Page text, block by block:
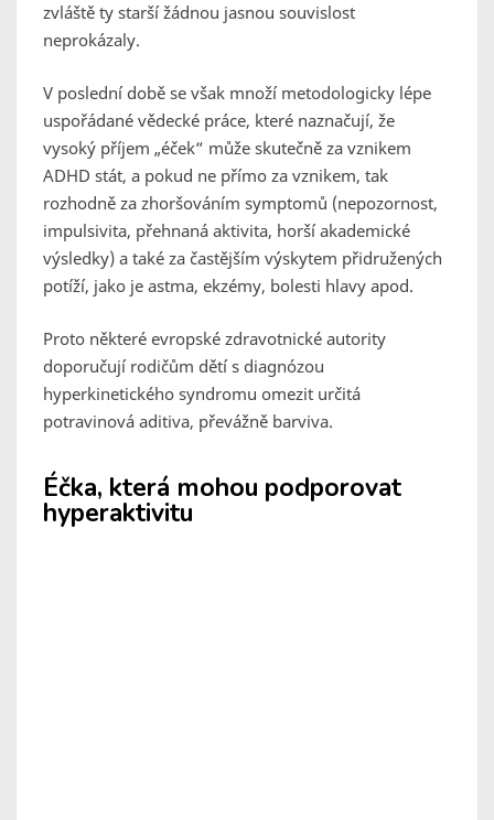
zvláště ty starší žádnou jasnou souvislost
neprokázaly.
V poslední době se však množí metodologicky lépe
uspořádané vědecké práce, které naznačují, že
vysoký příjem „éček“ může skutečně za vznikem
ADHD stát, a pokud ne přímo za vznikem, tak
rozhodně za zhoršováním symptomů (nepozornost,
impulsivita, přehnaná aktivita, horší akademické
výsledky) a také za častějším výskytem přidružených
potíží, jako je astma, ekzémy, bolesti hlavy apod.
Proto některé evropské zdravotnické autority
doporučují rodičům dětí s diagnózou
hyperkinetického syndromu omezit určitá
potravinová aditiva, převážně barviva.
Éčka, která mohou podporovat
hyperaktivitu